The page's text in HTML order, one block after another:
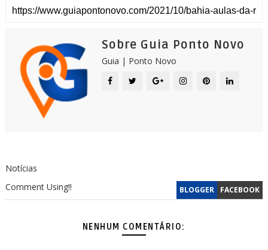
Sobre Guia Ponto Novo
Guia | Ponto Novo
Notícias
BLOGGER FACEBOOK
Comment Using!!
NENHUM COMENTÁRIO: